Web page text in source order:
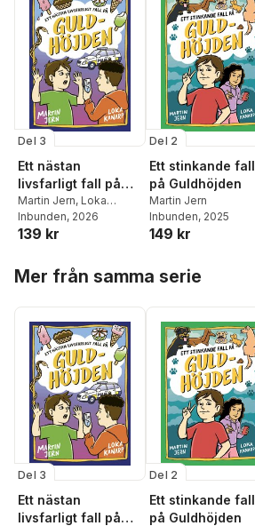
Del 3
Ett nästan
livsfarligt fall på
Guldhöjden
Martin Jern, Loka
Kanarp
Inbunden, 2026
139 kr
Del 2
Ett stinkande fall
på Guldhöjden
Martin Jern
Inbunden, 2025
149 kr
Mer från samma serie
Del 3
Ett nästan
livsfarligt fall på
Del 2
Ett stinkande fall
på Guldhöjden